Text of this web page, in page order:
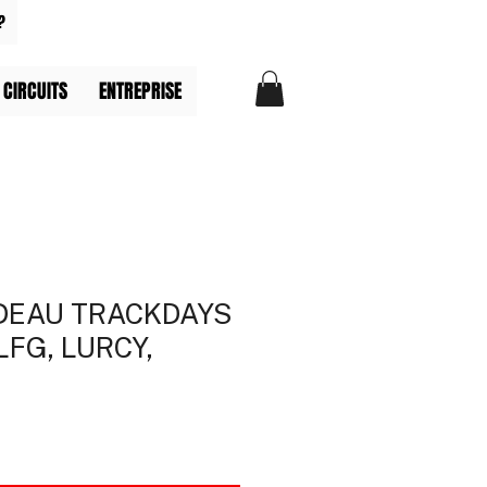
ENTREPRISE
TRACKDAYS
LURCY,